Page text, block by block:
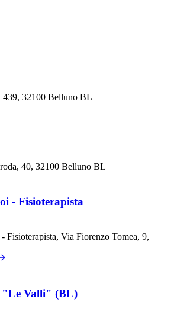
439, 32100 Belluno BL
40, 32100 Belluno BL
- Fisioterapista
Fisioterapista, Via Fiorenzo Tomea, 9,
"Le Valli" (BL)